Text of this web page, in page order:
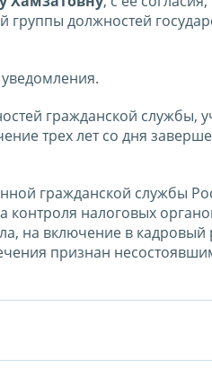
группы должностей
гражданской службы,
трех лет со дня
гражданской службы
контроля налоговых
на включение в
признан